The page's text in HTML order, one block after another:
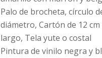
Palo de brocheta, círculo
diámetro, Cartón de 12 cm
largo, Tela yute o costal
Pintura de vinilo negra y